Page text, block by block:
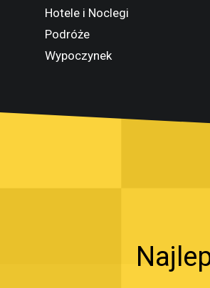
Hotele i Noclegi
Podróże
Wypoczynek